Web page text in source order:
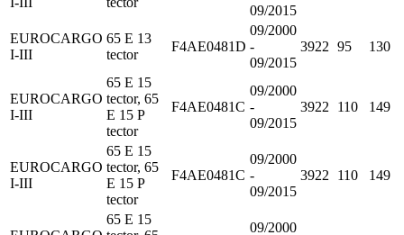
09/2015
EUROCARGO
I-III
65 E 13
tector
F4AE0481D
09/2000
-
09/2015
3922 95 130
EUROCARGO
I-III
65 E 15
tector, 65
E 15 P
tector
F4AE0481C
09/2000
-
09/2015
3922 110 149
EUROCARGO
I-III
65 E 15
tector, 65
E 15 P
tector
F4AE0481C
09/2000
-
09/2015
3922 110 149
65 E 15
09/2000